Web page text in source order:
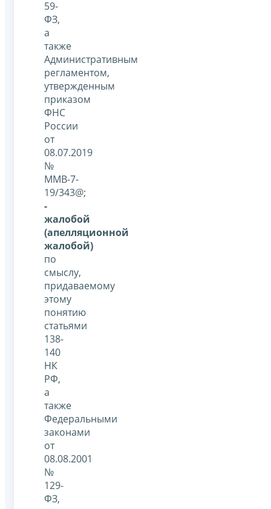
59-
ФЗ,
а
также
Административным
регламентом,
утвержденным
приказом
ФНС
России
от
08.07.2019
№
ММВ-7-
19/343@;
-
жалобой
(апелляционной
жалобой)
по
смыслу,
придаваемому
этому
понятию
статьями
138-
140
НК
РФ,
а
также
Федеральными
законами
от
08.08.2001
№
129-
ФЗ,